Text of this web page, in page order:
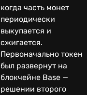
когда часть монет
периодически
выкупается и
сжигается.
Первоначально токен
был развернут на
блокчейне Base —
решении второго